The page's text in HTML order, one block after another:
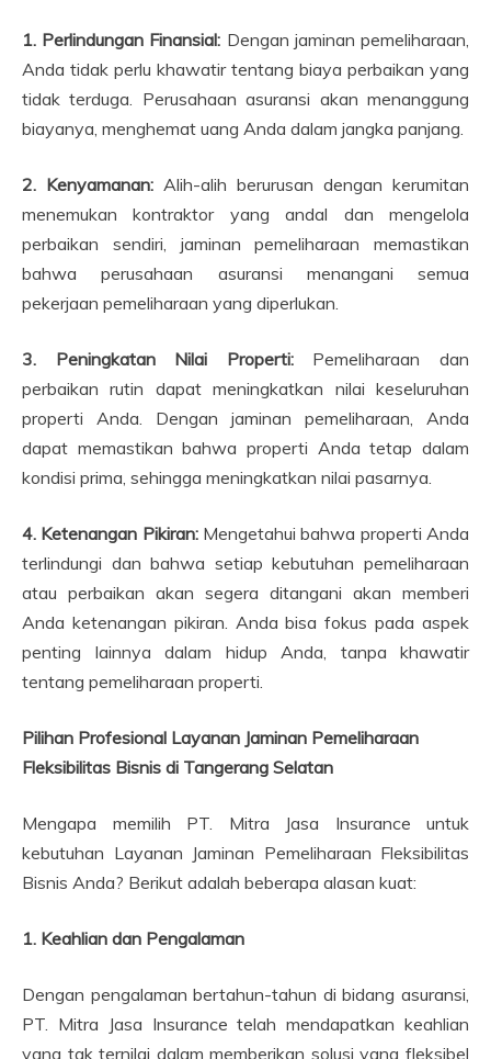
1. Perlindungan Finansial: Dengan jaminan pemeliharaan,
Anda tidak perlu khawatir tentang biaya perbaikan yang
tidak terduga. Perusahaan asuransi akan menanggung
biayanya, menghemat uang Anda dalam jangka panjang.
2. Kenyamanan: Alih-alih berurusan dengan kerumitan
menemukan kontraktor yang andal dan mengelola
perbaikan sendiri, jaminan pemeliharaan memastikan
bahwa perusahaan asuransi menangani semua
pekerjaan pemeliharaan yang diperlukan.
3. Peningkatan Nilai Properti:Pemeliharaan dan
perbaikan rutin dapat meningkatkan nilai keseluruhan
properti Anda. Dengan jaminan pemeliharaan, Anda
dapat memastikan bahwa properti Anda tetap dalam
kondisi prima, sehingga meningkatkan nilai pasarnya.
4. Ketenangan Pikiran:Mengetahui bahwa properti Anda
terlindungi dan bahwa setiap kebutuhan pemeliharaan
atau perbaikan akan segera ditangani akan memberi
Anda ketenangan pikiran. Anda bisa fokus pada aspek
penting lainnya dalam hidup Anda, tanpa khawatir
tentang pemeliharaan properti.
Pilihan Profesional Layanan Jaminan Pemeliharaan
Fleksibilitas Bisnis di Tangerang Selatan
Mengapa memilih PT. Mitra Jasa Insurance untuk
kebutuhan Layanan Jaminan Pemeliharaan Fleksibilitas
Bisnis Anda? Berikut adalah beberapa alasan kuat:
1. Keahlian dan Pengalaman
Dengan pengalaman bertahun-tahun di bidang asuransi,
PT. Mitra Jasa Insurance telah mendapatkan keahlian
yang tak ternilai dalam memberikan solusi yang fleksibel